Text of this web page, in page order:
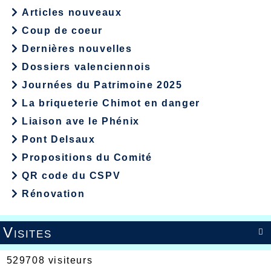
Articles nouveaux
Coup de coeur
Dernières nouvelles
Dossiers valenciennois
Journées du Patrimoine 2025
La briqueterie Chimot en danger
Liaison ave le Phénix
Pont Delsaux
Propositions du Comité
QR code du CSPV
Rénovation

Visites
529708 visiteurs